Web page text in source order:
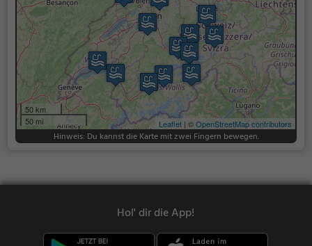
50 km
50 mi
Leaflet | ©OpenStreetMap contributors
Hinweis: Du kannst die Karte mit zwei Fingern bewegen.
Hol' dir die App!